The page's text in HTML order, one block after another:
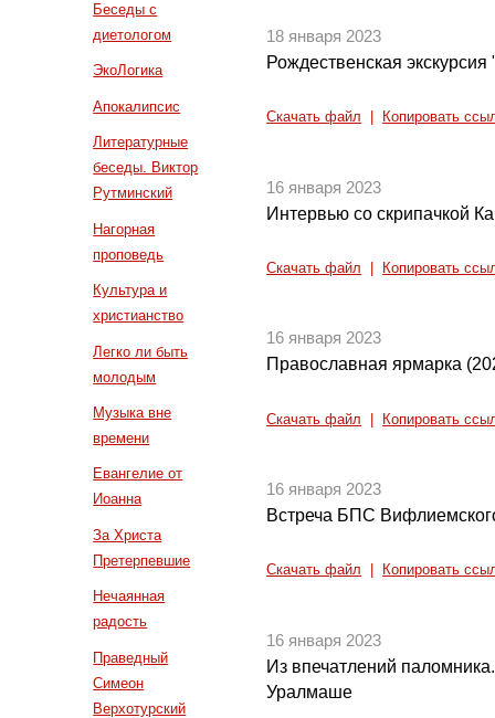
Беседы с
диетологом
ЭкоЛогика
Апокалипсис
Литературные
беседы. Виктор
Рутминский
Нагорная
проповедь
Культура и
христианство
Легко ли быть
молодым
Музыка вне
времени
Евангелие от
Иоанна
За Христа
Претерпевшие
Нечаянная
радость
Праведный
Симеон
Верхотурский
18 января 2023
Рождественская
Скачать файл Копировать
16 января 2023
Интервью со скрипачкой
Скачать файл Копировать
16 января 2023
Православная ярмарка
Скачать файл Копировать
16 января 2023
Встреча БПС
Скачать файл Копировать
16 января 2023
Из впечатлений
Уралмаше